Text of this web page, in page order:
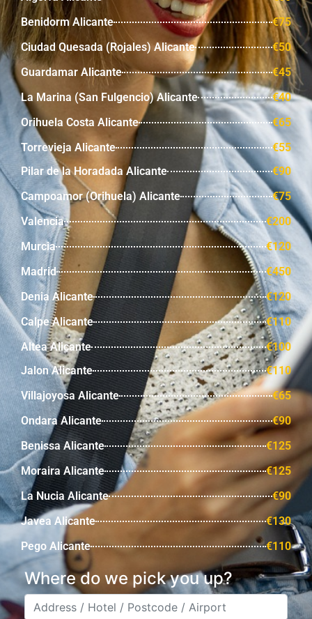
Benidorm Alicante
€75
Ciudad Quesada (Rojales) Alicante
€50
Guardamar Alicante
€45
La Marina (San Fulgencio) Alicante
€40
Orihuela Costa Alicante
€65
Torrevieja Alicante
€55
Pilar de la Horadada Alicante
€90
Campoamor (Orihuela) Alicante
€75
Valencia
€200
Murcia
€120
Madrid
€450
Denia Alicante
€120
Calpe Alicante
€110
Altea Alicante
€100
Jalon Alicante
€110
Villajoyosa Alicante
€65
Ondara Alicante
€90
Benissa Alicante
€125
Moraira Alicante
€125
La Nucia Alicante
€90
Javea Alicante
€130
Pego Alicante
€110